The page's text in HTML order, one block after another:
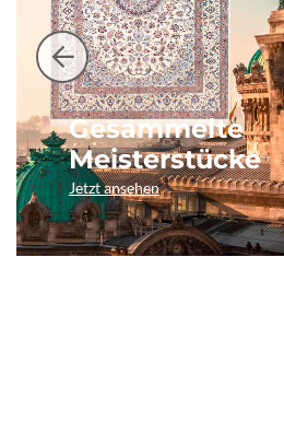
Gesammelte
Meisterstücke
Jetzt ansehen